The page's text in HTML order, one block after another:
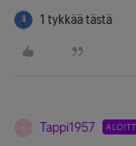
1 tykkää tästä
Tappi1957